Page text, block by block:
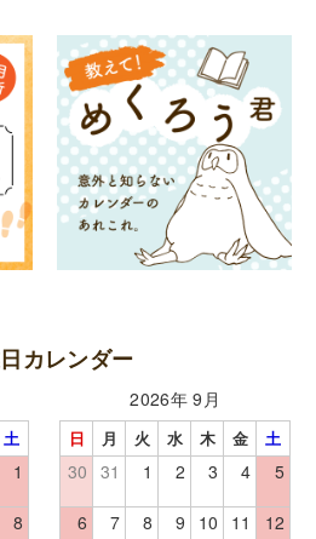
カレンダー
土
1
8
2026年 9月
日 月 火 水 木 金 土
30 31 1 2 3 4 5
6 7 8 9 10 11 12